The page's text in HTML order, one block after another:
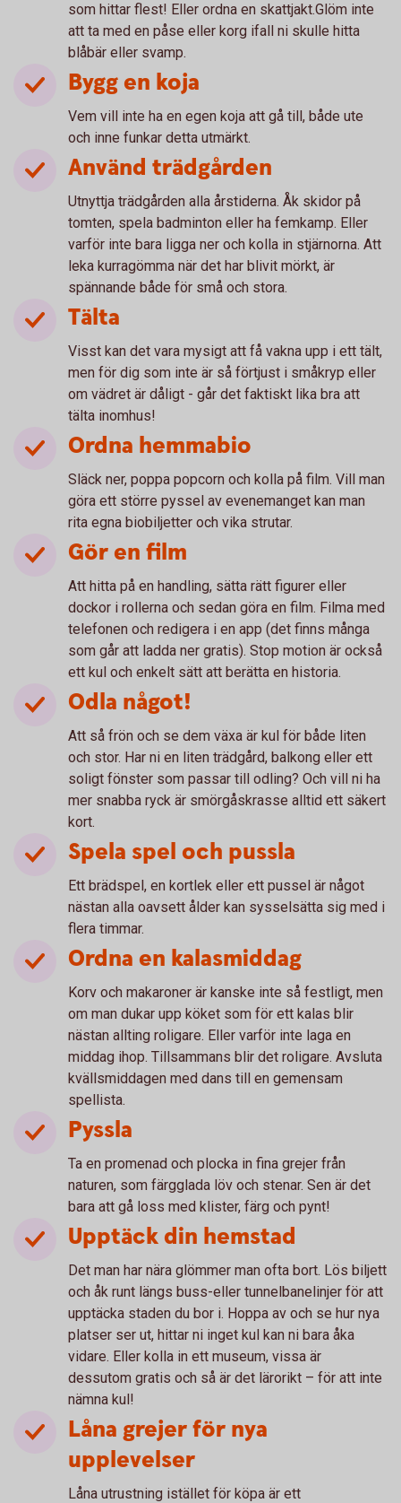
som hittar flest! Eller ordna en skattjakt.Glöm inte
att ta med en påse eller korg ifall ni skulle hitta
blåbär eller svamp.
Bygg en koja
Vem vill inte ha en egen koja att gå till, både ute
och inne funkar detta utmärkt.
Använd trädgården
Utnyttja trädgården alla årstiderna. Åk skidor på
tomten, spela badminton eller ha femkamp. Eller
varför inte bara ligga ner och kolla in stjärnorna. Att
leka kurragömma när det har blivit mörkt, är
spännande både för små och stora.
Tälta
Visst kan det vara mysigt att få vakna upp i ett tält,
men för dig som inte är så förtjust i småkryp eller
om vädret är dåligt - går det faktiskt lika bra att
tälta inomhus!
Ordna hemmabio
Släck ner, poppa popcorn och kolla på film. Vill man
göra ett större pyssel av evenemanget kan man
rita egna biobiljetter och vika strutar.
Gör en film
Att hitta på en handling, sätta rätt figurer eller
dockor i rollerna och sedan göra en film. Filma med
telefonen och redigera i en app (det finns många
som går att ladda ner gratis). Stop motion är också
ett kul och enkelt sätt att berätta en historia.
Odla något!
Att så frön och se dem växa är kul för både liten
och stor. Har ni en liten trädgård, balkong eller ett
soligt fönster som passar till odling? Och vill ni ha
mer snabba ryck är smörgåskrasse alltid ett säkert
kort.
Spela spel och pussla
Ett brädspel, en kortlek eller ett pussel är något
nästan alla oavsett ålder kan sysselsätta sig med i
flera timmar.
Ordna en kalasmiddag
Korv och makaroner är kanske inte så festligt, men
om man dukar upp köket som för ett kalas blir
nästan allting roligare. Eller varför inte laga en
middag ihop. Tillsammans blir det roligare. Avsluta
kvällsmiddagen med dans till en gemensam
spellista.
Pyssla
Ta en promenad och plocka in fina grejer från
naturen, som färgglada löv och stenar. Sen är det
bara att gå loss med klister, färg och pynt!
Upptäck din hemstad
Det man har nära glömmer man ofta bort. Lös biljett
och åk runt längs buss-eller tunnelbanelinjer för att
upptäcka staden du bor i. Hoppa av och se hur nya
platser ser ut, hittar ni inget kul kan ni bara åka
vidare. Eller kolla in ett museum, vissa är
dessutom gratis och så är det lärorikt – för att inte
nämna kul!
Låna grejer för nya
upplevelser
Låna utrustning istället för köpa är ett